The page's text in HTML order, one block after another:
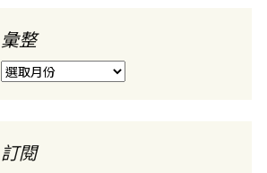
彙整
彙
整
訂閱